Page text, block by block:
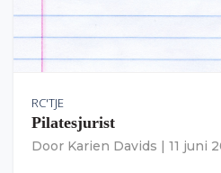
RC'TJE
Pilatesjurist
Door Karien Davids 11 juni